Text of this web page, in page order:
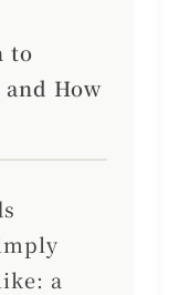
to
How
a